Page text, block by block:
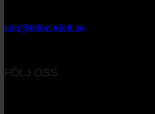
info@tidochdoft.se
FÖLJ OSS